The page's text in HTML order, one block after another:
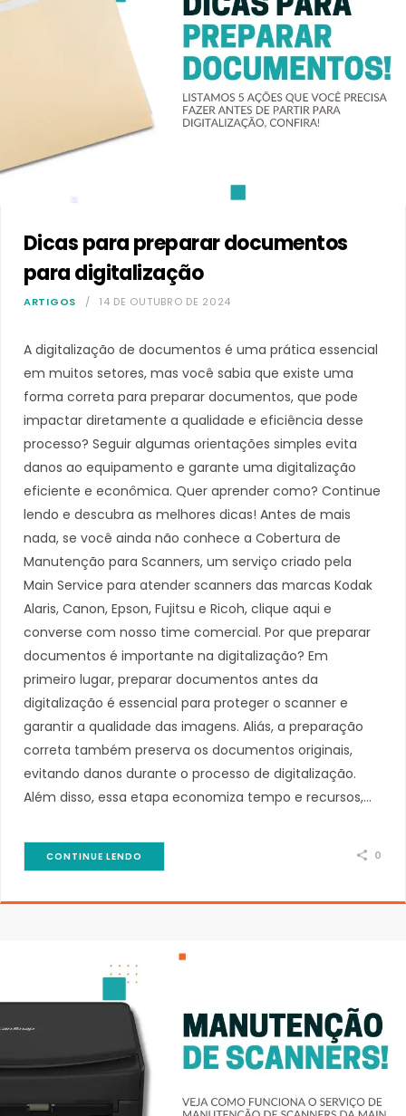
Dicas para preparar documentos
para digitalização
ARTIGOS 14 DE OUTUBRO DE 2024
A digitalização de documentos é uma prática essencial
em muitos setores, mas você sabia que existe uma
forma correta para preparar documentos, que pode
impactar diretamente a qualidade e eficiência desse
processo? Seguir algumas orientações simples evita
danos ao equipamento e garante uma digitalização
eficiente e econômica. Quer aprender como? Continue
lendo e descubra as melhores dicas! Antes de mais
nada, se você ainda não conhece a Cobertura de
Manutenção para Scanners, um serviço criado pela
Main Service para atender scanners das marcas Kodak
Alaris, Canon, Epson, Fujitsu e Ricoh, clique aqui e
converse com nosso time comercial. Por que preparar
documentos é importante na digitalização? Em
primeiro lugar, preparar documentos antes da
digitalização é essencial para proteger o scanner e
garantir a qualidade das imagens. Aliás, a preparação
correta também preserva os documentos originais,
evitando danos durante o processo de digitalização.
Além disso, essa etapa economiza tempo e recursos,…
CONTINUE LENDO 0